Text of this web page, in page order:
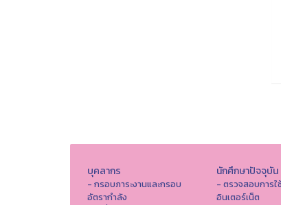
บุคลากร
- กรอบภาระงานและกรอบ
อัตรากำลัง
นักศึกษาปัจจุบัน
- ตรวจสอบการใ
อินเตอร์เน็ต